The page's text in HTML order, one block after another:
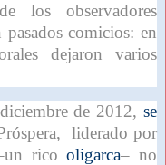
los observadores
pasados comicios: en
dejaron varios
de 2012, se
liderado por
ricooligarca– no